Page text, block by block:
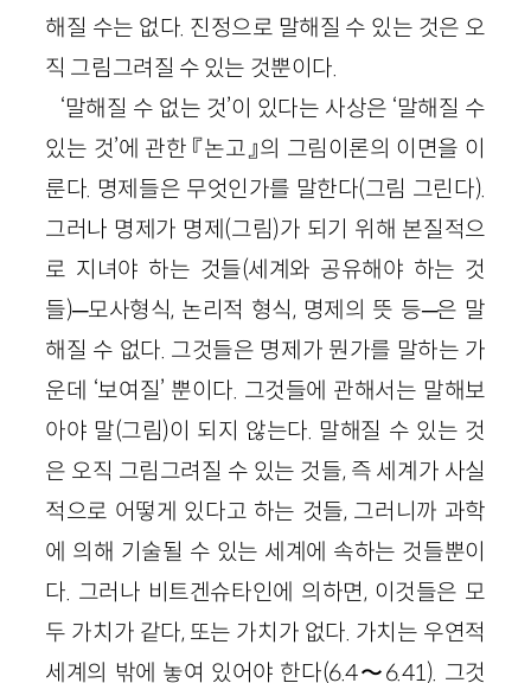
해질 수는 없다. 진정으로 말해질 수 있는 것은 오
직 그림그려질 수 있는 것뿐이다.
‘말해질 수 없는 것’이 있다는 사상은 ‘말해질 수
있는 것’에 관한 『논고』의 그림이론의 이면을 이
룬다. 명제들은 무엇인가를 말한다(그림 그린다).
그러나 명제가 명제(그림)가 되기 위해 본질적으
로 지녀야 하는 것들(세계와 공유해야 하는 것
들)─모사형식, 논리적 형식, 명제의 뜻 등─은 말
해질 수 없다. 그것들은 명제가 뭔가를 말하는 가
운데 ‘보여질’ 뿐이다. 그것들에 관해서는 말해보
아야 말(그림)이 되지 않는다. 말해질 수 있는 것
은 오직 그림그려질 수 있는 것들, 즉 세계가 사실
적으로 어떻게 있다고 하는 것들, 그러니까 과학
에 의해 기술될 수 있는 세계에 속하는 것들뿐이
다. 그러나 비트겐슈타인에 의하면, 이것들은 모
두 가치가 같다, 또는 가치가 없다. 가치는 우연적
세계의 밖에 놓여 있어야 한다(6.4〜6.41). 그것